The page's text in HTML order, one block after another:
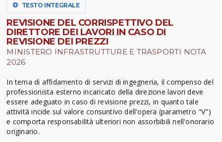
TESTO INTEGRALE
REVISIONE DEL CORRISPETTIVO DEL
DIRETTORE DEI LAVORI IN CASO DI
REVISIONE DEI PREZZI
MINISTERO INFRASTRUTTURE E TRASPORTI NOTA
2026
In tema di affidamento di servizi di ingegneria, il compenso del
professionista esterno incaricato della direzione lavori deve
essere adeguato in caso di revisione prezzi, in quanto tale
attività incide sul valore consuntivo dell'opera (parametro "V")
e comporta responsabilità ulteriori non assorbibili nell'onorario
originario.